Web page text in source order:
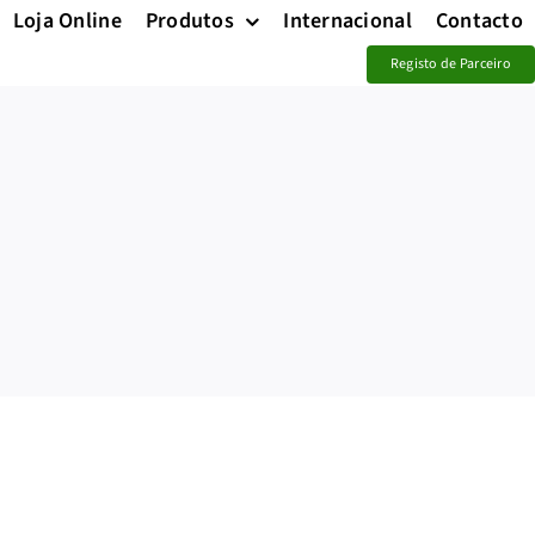
Loja Online Produtos Internacional Contacto
Registo de Parceiro